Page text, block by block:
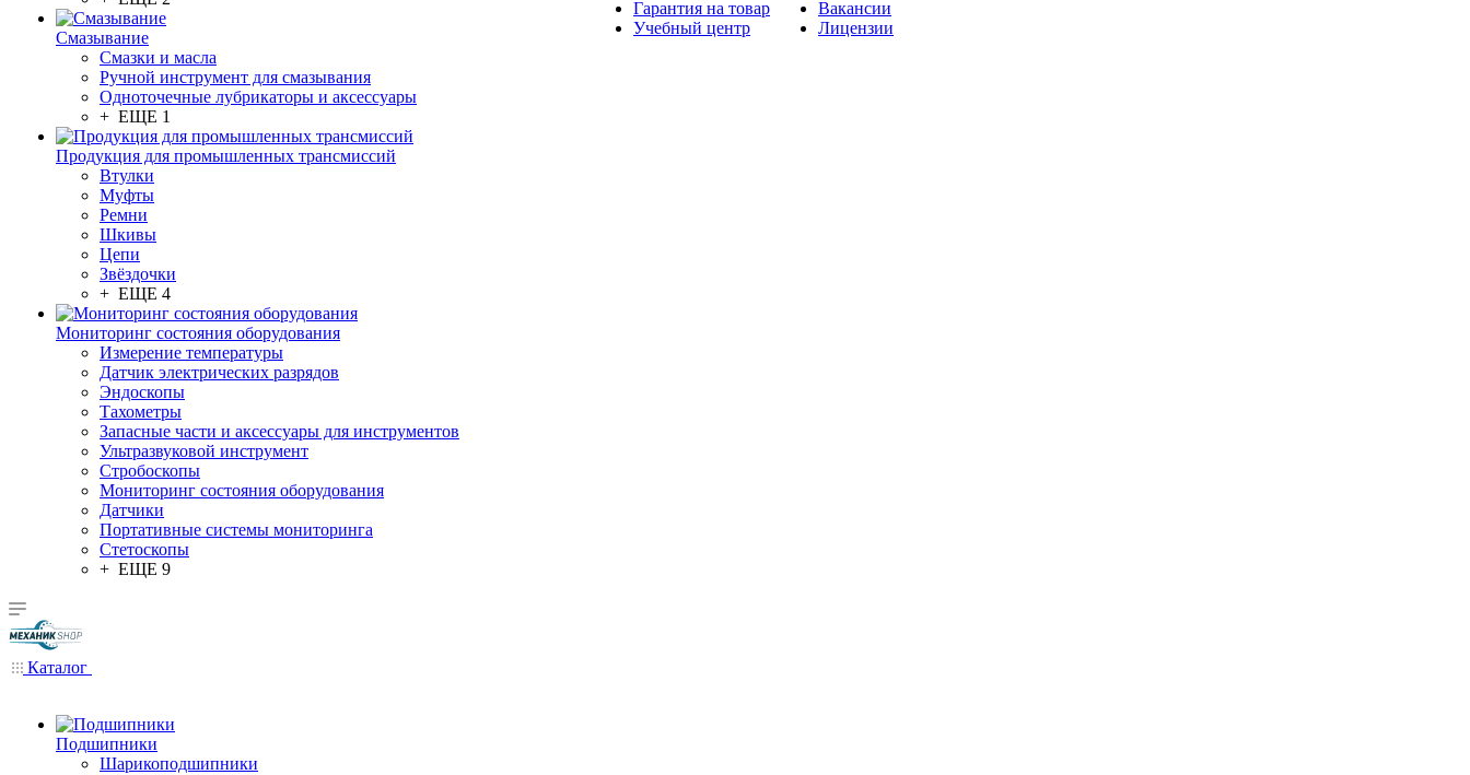
Смазывание
Смазки и масла
Ручной инструмент для смазывания
Одноточечные лубрикаторы и аксессуары
+ ЕЩЕ 1
Продукция для промышленных трансмиссий
Втулки
Муфты
Ремни
Шкивы
Цепи
Звёздочки
+ ЕЩЕ 4
Мониторинг состояния оборудования
Измерение температуры
Датчик электрических разрядов
Эндоскопы
Тахометры
Запасные части и аксессуары для инструментов
Ультразвуковой инструмент
Стробоскопы
Мониторинг состояния оборудования
Датчики
Портативные системы мониторинга
Стетоскопы
+ ЕЩЕ 9
Гарантия на товар
Учебный центр
Вакансии
Лицензии
Каталог
Подшипники
Шарикоподшипники